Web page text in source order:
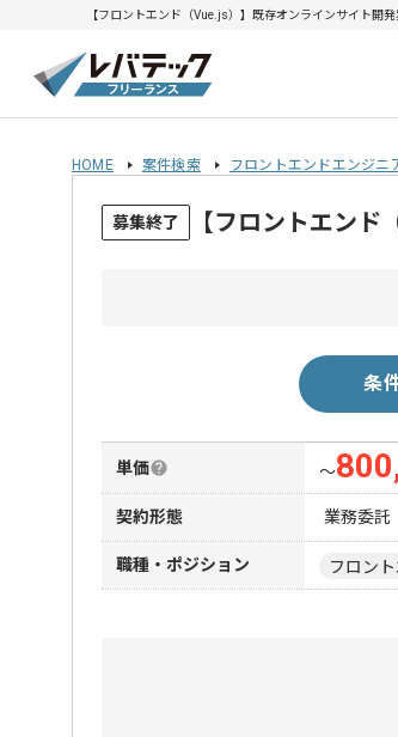
【フロントエンド（Vue.js）】既存オンラインサイト
HOME 案件検索 フロントエンドエンジニ
募集終了 【フロントエン
条
単価 〜
契約形態 業務委託
職種・ポジション フロン